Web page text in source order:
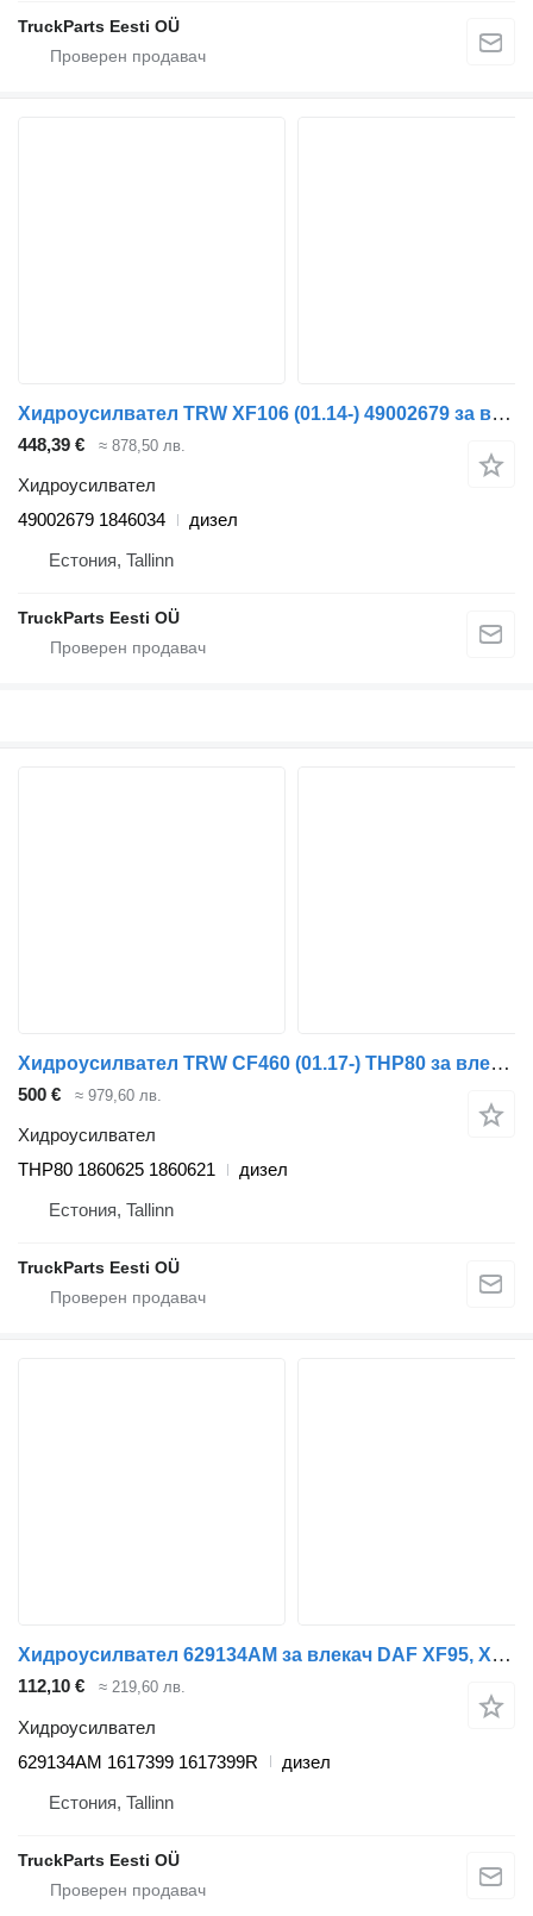
TruckParts Eesti OÜ
Хидроусилвател TRW XF106 (01.14-) 49002679 за влекач DAF XF106 (2014-)
448,39 € ≈ 878,50 лв.
Хидроусилвател
49002679 1846034
дизел
Естония, Tallinn
TruckParts Eesti OÜ
Хидроусилвател TRW CF460 (01.17-) THP80 за влекач DAF CF450, CF460 (2017-)
500 € ≈ 979,60 лв.
Хидроусилвател
THP80 1860625 1860621
дизел
Естония, Tallinn
TruckParts Eesti OÜ
Хидроусилвател 629134AM за влекач DAF XF95, XF105 (2001-2014)
112,10 € ≈ 219,60 лв.
Хидроусилвател
629134AM 1617399 1617399R
дизел
Естония, Tallinn
TruckParts Eesti OÜ